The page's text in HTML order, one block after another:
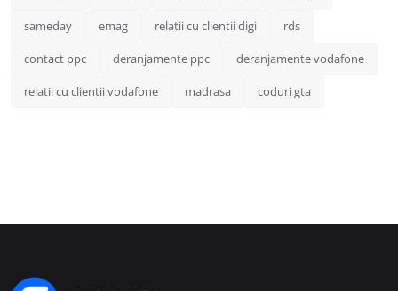
sameday emag relatii cu clientii digi rds
contact ppc deranjamente ppc deranjamente vodafone
relatii cu clientii vodafone madrasa coduri gta